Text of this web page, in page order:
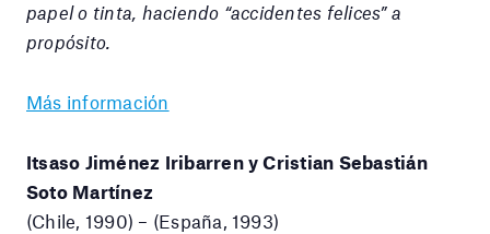
papel o tinta, haciendo “accidentes felices” a
propósito.
Más información
Itsaso Jiménez Iribarren y Cristian Sebastián
Soto Martínez
(Chile, 1990) – (España, 1993)